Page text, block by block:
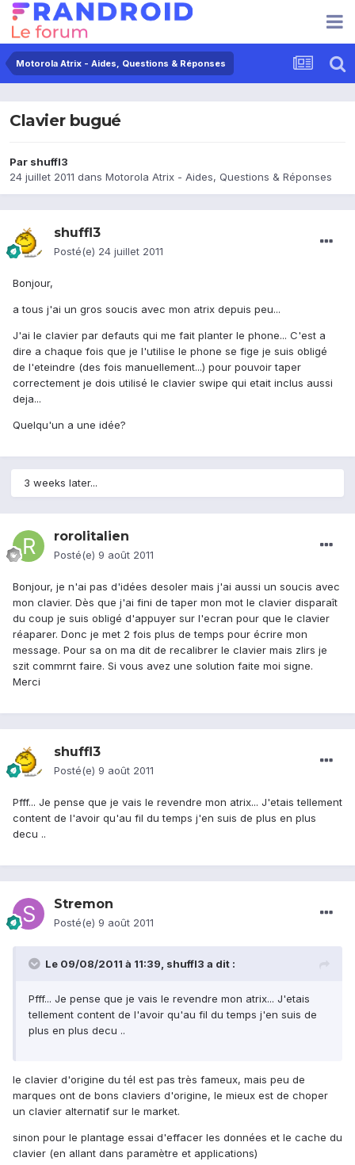
Motorola Atrix - Aides, Questions & Réponses
Clavier bugué
Par shuffl3
24 juillet 2011 dans Motorola Atrix - Aides, Questions & Réponses
shuffl3
Posté(e) 24 juillet 2011
Bonjour,
a tous j'ai un gros soucis avec mon atrix depuis peu...
J'ai le clavier par defauts qui me fait planter le phone... C'est a
dire a chaque fois que je l'utilise le phone se fige je suis obligé
de l'eteindre (des fois manuellement...) pour pouvoir taper
correctement je dois utilisé le clavier swipe qui etait inclus aussi
deja...
Quelqu'un a une idée?
3 weeks later...
rorolitalien
Posté(e) 9 août 2011
Bonjour, je n'ai pas d'idées desoler mais j'ai aussi un soucis avec
mon clavier. Dès que j'ai fini de taper mon mot le clavier disparaît
du coup je suis obligé d'appuyer sur l'ecran pour que le clavier
réaparer. Donc je met 2 fois plus de temps pour écrire mon
message. Pour sa on ma dit de recalibrer le clavier mais zlirs je
szit commrnt faire. Si vous avez une solution faite moi signe.
Merci
shuffl3
Posté(e) 9 août 2011
Pfff... Je pense que je vais le revendre mon atrix... J'etais tellement
content de l'avoir qu'au fil du temps j'en suis de plus en plus
decu ..
Stremon
Posté(e) 9 août 2011
Le 09/08/2011 à 11:39, shuffl3 a dit :
Pfff... Je pense que je vais le revendre mon atrix... J'etais
tellement content de l'avoir qu'au fil du temps j'en suis de
plus en plus decu ..
le clavier d'origine du tél est pas très fameux, mais peu de
marques ont de bons claviers d'origine, le mieux est de choper
un clavier alternatif sur le market.
sinon pour le plantage essai d'effacer les données et le cache du
clavier (en allant dans paramètre et applications)